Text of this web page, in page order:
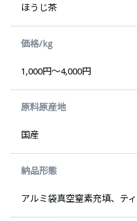
ほうじ茶
価格/kg
1,000円～4,000円
原料原産地
国産
納品形態
アルミ袋真空窒素充填、テ